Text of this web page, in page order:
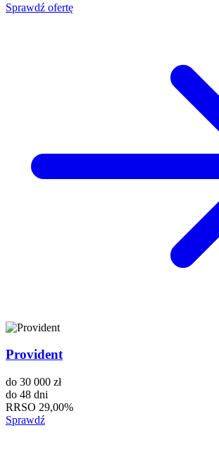
Sprawdź ofertę
Provident
do 30 000 zł
do 48 dni
RRSO 29,00%
Sprawdź